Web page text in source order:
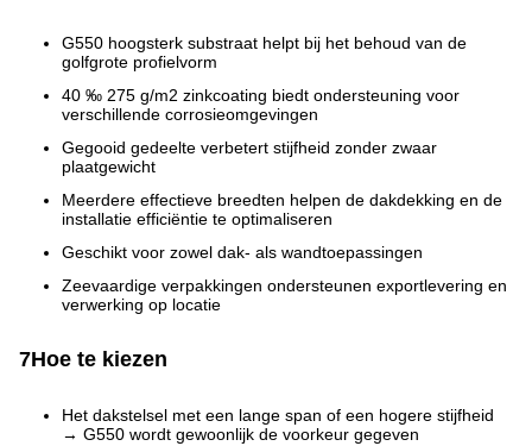
G550 hoogsterk substraat helpt bij het behoud van de
golfgrote profielvorm
40 ‰ 275 g/m2 zinkcoating biedt ondersteuning voor
verschillende corrosieomgevingen
Gegooid gedeelte verbetert stijfheid zonder zwaar
plaatgewicht
Meerdere effectieve breedten helpen de dakdekking en de
installatie efficiëntie te optimaliseren
Geschikt voor zowel dak- als wandtoepassingen
Zeevaardige verpakkingen ondersteunen exportlevering en
verwerking op locatie
7Hoe te kiezen
Het dakstelsel met een lange span of een hogere stijfheid
→ G550 wordt gewoonlijk de voorkeur gegeven